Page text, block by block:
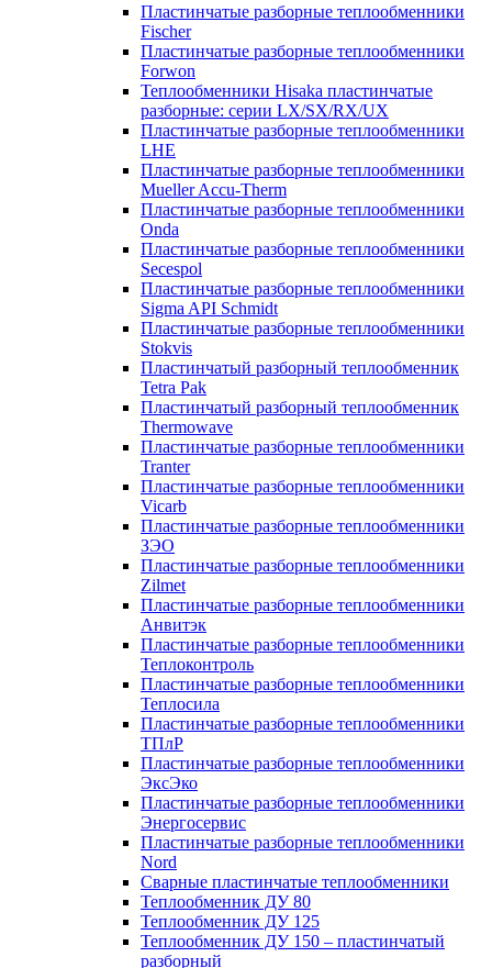
Пластинчатые разборные теплообменники
Fischer
Пластинчатые разборные теплообменники
Forwon
Теплообменники Hisaka пластинчатые
разборные: серии LX/SX/RX/UX
Пластинчатые разборные теплообменники
LHE
Пластинчатые разборные теплообменники
Mueller Accu-Therm
Пластинчатые разборные теплообменники
Onda
Пластинчатые разборные теплообменники
Secespol
Пластинчатые разборные теплообменники
Sigma API Schmidt
Пластинчатые разборные теплообменники
Stokvis
Пластинчатый разборный теплообменник
Tetra Pak
Пластинчатый разборный теплообменник
Thermowave
Пластинчатые разборные теплообменники
Tranter
Пластинчатые разборные теплообменники
Vicarb
Пластинчатые разборные теплообменники
ЗЭО
Пластинчатые разборные теплообменники
Zilmet
Пластинчатые разборные теплообменники
Анвитэк
Пластинчатые разборные теплообменники
Теплоконтроль
Пластинчатые разборные теплообменники
Теплосила
Пластинчатые разборные теплообменники
ТПлР
Пластинчатые разборные теплообменники
ЭксЭко
Пластинчатые разборные теплообменники
Энергосервис
Пластинчатые разборные теплообменники
Nord
Сварные пластинчатые теплообменники
Теплообменник ДУ 80
Теплообменник ДУ 125
Теплообменник ДУ 150 – пластинчатый
разборный